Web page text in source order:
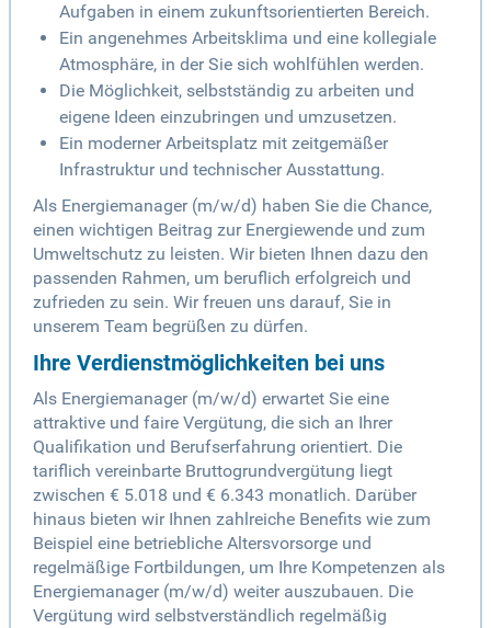
Aufgaben in einem zukunftsorientierten Bereich.
Ein angenehmes Arbeitsklima und eine kollegiale
Atmosphäre, in der Sie sich wohlfühlen werden.
Die Möglichkeit, selbstständig zu arbeiten und
eigene Ideen einzubringen und umzusetzen.
Ein moderner Arbeitsplatz mit zeitgemäßer
Infrastruktur und technischer Ausstattung.
Als Energiemanager (m/w/d) haben Sie die Chance,
einen wichtigen Beitrag zur Energiewende und zum
Umweltschutz zu leisten. Wir bieten Ihnen dazu den
passenden Rahmen, um beruflich erfolgreich und
zufrieden zu sein. Wir freuen uns darauf, Sie in
unserem Team begrüßen zu dürfen.
Ihre Verdienstmöglichkeiten bei uns
Als Energiemanager (m/w/d) erwartet Sie eine
attraktive und faire Vergütung, die sich an Ihrer
Qualifikation und Berufserfahrung orientiert. Die
tariflich vereinbarte Bruttogrundvergütung liegt
zwischen € 5.018 und € 6.343 monatlich. Darüber
hinaus bieten wir Ihnen zahlreiche Benefits wie zum
Beispiel eine betriebliche Altersvorsorge und
regelmäßige Fortbildungen, um Ihre Kompetenzen als
Energiemanager (m/w/d) weiter auszubauen. Die
Vergütung wird selbstverständlich regelmäßig